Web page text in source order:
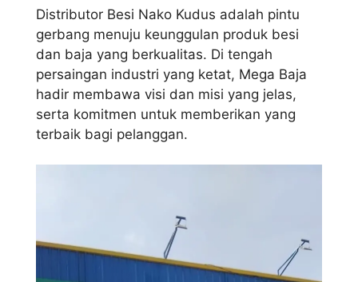
Distributor Besi Nako Kudus adalah pintu
gerbang menuju keunggulan produk besi
dan baja yang berkualitas. Di tengah
persaingan industri yang ketat, Mega Baja
hadir membawa visi dan misi yang jelas,
serta komitmen untuk memberikan yang
terbaik bagi pelanggan.